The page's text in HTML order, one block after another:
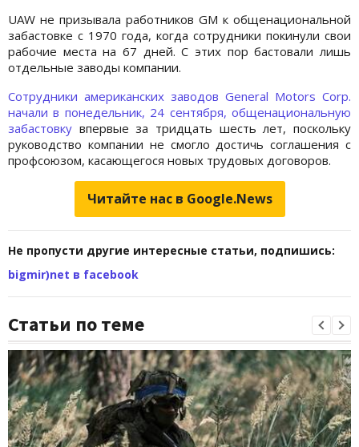
UAW не призывала работников GM к общенациональной
забастовке с 1970 года, когда сотрудники покинули свои
рабочие места на 67 дней. С этих пор бастовали лишь
отдельные заводы компании.
Сотрудники американских заводов General Motors Corp.
начали в понедельник, 24 сентября, общенациональную
забастовку впервые за тридцать шесть лет, поскольку
руководство компании не смогло достичь соглашения с
профсоюзом, касающегося новых трудовых договоров.
Читайте нас в Google.News
Не пропусти другие интересные статьи, подпишись:
bigmir)net в facebook
Статьи по теме